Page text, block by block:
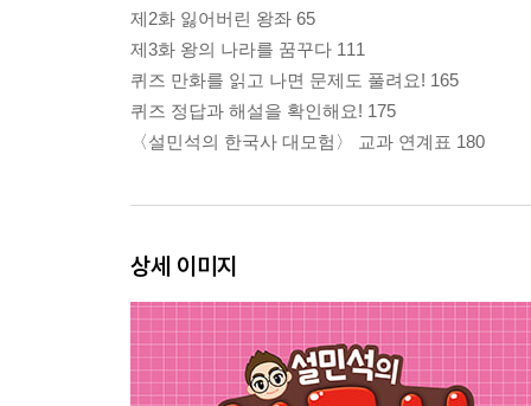
제2화 잃어버린 왕좌 65
제3화 왕의 나라를 꿈꾸다 111
퀴즈 만화를 읽고 나면 문제도 풀려요! 165
퀴즈 정답과 해설을 확인해요! 175
〈설민석의 한국사 대모험〉 교과 연계표 180
상세 이미지